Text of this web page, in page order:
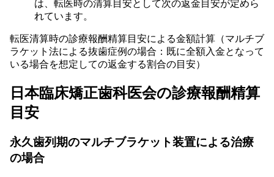
は、転医時の清算目安として次の返金目安が定めら
れています。
転医清算時の診療報酬精算目安による金額計算（マルチブ
ラケット法による抜歯症例の場合：既に全額入金となって
いる場合を想定しての返金する割合の目安）
日本臨床矯正歯科医会の診療報酬精算
目安
永久歯列期のマルチブラケット装置による治療
の場合